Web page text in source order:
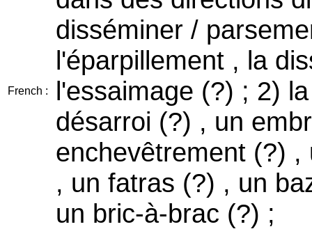
French :
disséminer /
l'éparpillement , la
l'essaimage (?) ; 2)
désarroi (?) , un
enchevêtrement (?)
, un fatras (?) , un
un bric-à-brac (?) ;